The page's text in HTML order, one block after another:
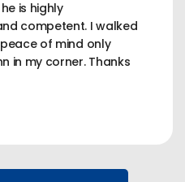
is highly
competent. I walked
of mind only
in my corner. Thanks